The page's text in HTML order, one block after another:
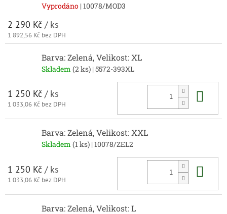
Vyprodáno | 10078/MOD3
2 290 Kč / ks
1 892,56 Kč bez DPH
Barva: Zelená, Velikost: XL
Skladem (2 ks) | 5572-393XL
1 250 Kč / ks
1 033,06 Kč bez DPH
Barva: Zelená, Velikost: XXL
Skladem (1 ks) | 10078/ZEL2
1 250 Kč / ks
1 033,06 Kč bez DPH
Barva: Zelená, Velikost: L